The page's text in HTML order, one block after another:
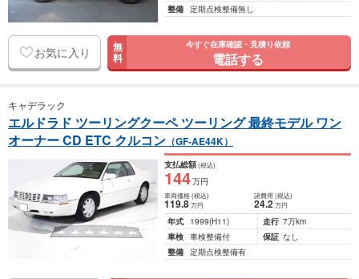
整備 定期点検整備無し
お気に入り 無
料
今すぐ在庫確認・見積り依頼
電話する
キャデラック
エルドラド ツーリングクーペ ツーリング 最終モデル ワン
オーナー CD ETC クルコン （GF-AE44K）
支払総額(税込)
144万円
車両価格(税込)
119.8万円
諸費用 (税込)
24.2 万円
年式 1999(H11) 走行 7万km
車検 車検整備付 保証 なし
整備 定期点検整備有